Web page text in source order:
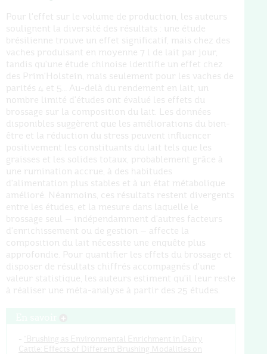
Pour l'effet sur le volume de production, les auteurs
soulignent la diversité des résultats : une étude
brésilienne trouve un effet significatif, mais chez des
vaches produisant en moyenne 7 l de lait par jour,
tandis qu'une étude chinoise identifie un effet chez
des Prim'Holstein, mais seulement pour les vaches de
parités 4 et 5… Au-delà du rendement en lait, un
nombre limité d'études ont évalué les effets du
brossage sur la composition du lait. Les données
disponibles suggèrent que les améliorations du bien-
être et la réduction du stress peuvent influencer
positivement les constituants du lait tels que les
graisses et les solides totaux, probablement grâce à
une rumination accrue, à des habitudes
d'alimentation plus stables et à un état métabolique
amélioré. Néanmoins, ces résultats restent divergents
entre les études, et la mesure dans laquelle le
brossage seul — indépendamment d'autres facteurs
d'enrichissement ou de gestion — affecte la
composition du lait nécessite une enquête plus
approfondie. Pour quantifier les effets du brossage et
disposer de résultats chiffrés accompagnés d'une
valeur statistique, les auteurs estiment qu'il leur reste
à réaliser une méta-analyse à partir des 25 études.
- “Brushing as Environmental Enrichment in Dairy
Cattle: Effects of Different Brushing Modalities on